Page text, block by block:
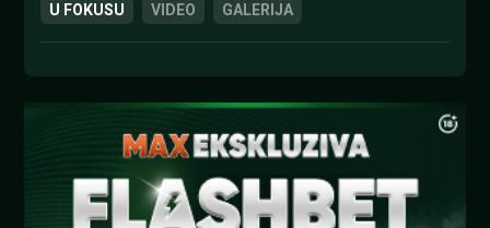
U FOKUSU VIDEO GALERIJA